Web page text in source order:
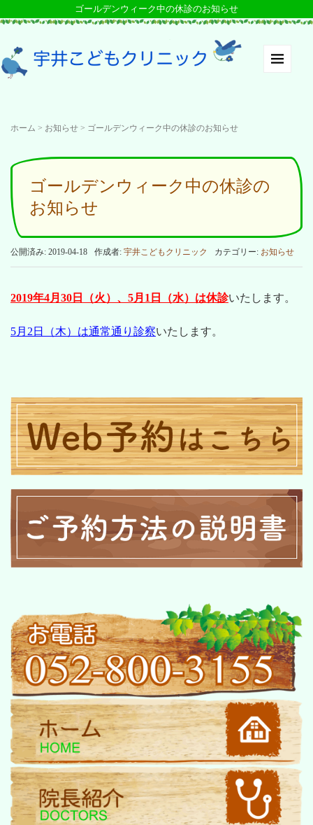
ゴールデンウィーク中の休診のお知らせ
ホーム > お知らせ > ゴールデンウィーク中の休診のお知らせ
ゴールデンウィーク中の休診の
お知らせ
公開済み: 2019-04-18 作成者: 宇井こどもクリニック カテゴリー: お知らせ
2019年4月30日（火）、5月1日（水）は休診いたします。
5月2日（木）は通常通り診察いたします。